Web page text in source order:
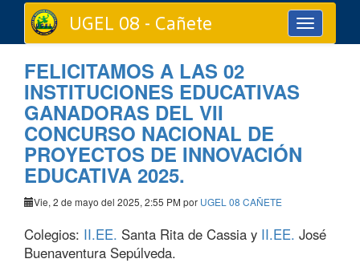
Toggle
navigation
UGEL 08 - Cañete
FELICITAMOS A LAS 02
INSTITUCIONES EDUCATIVAS
GANADORAS DEL VII
CONCURSO NACIONAL DE
PROYECTOS DE INNOVACIÓN
EDUCATIVA 2025.
Vie, 2 de mayo del 2025, 2:55 PM por UGEL 08 CAÑETE
Colegios: II.EE. Santa Rita de Cassia y II.EE. José
Buenaventura Sepúlveda.